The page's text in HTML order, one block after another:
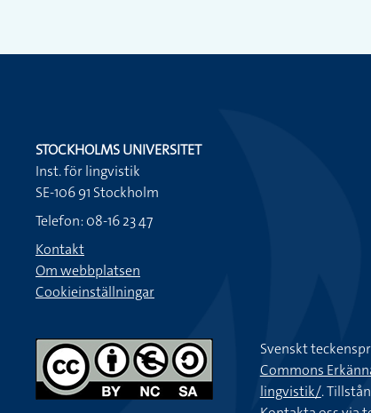
STOCKHOLMS UNIVERSITET
Inst. för lingvistik
SE-106 91 Stockholm
Telefon: 08-16 23 47
Kontakt
Om webbplatsen
Cookieinställningar
Svenskt
Commons
lingvistik/.